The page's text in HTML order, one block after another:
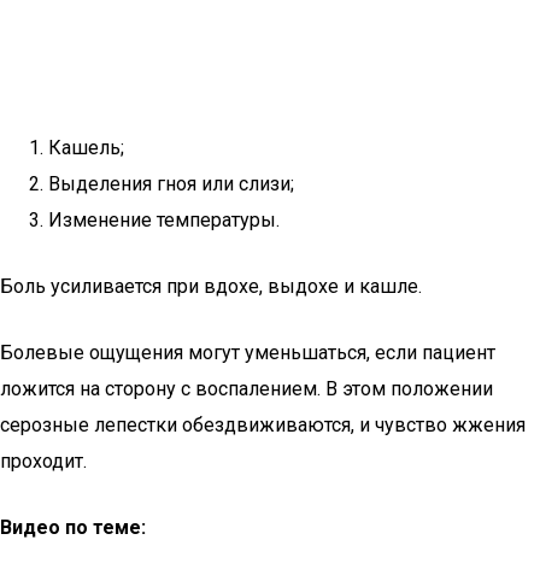
Кашель;
Выделения гноя или слизи;
Изменение температуры.
Боль усиливается при вдохе, выдохе и кашле.
Болевые ощущения могут уменьшаться, если пациент
ложится на сторону с воспалением. В этом положении
серозные лепестки обездвиживаются, и чувство жжения
проходит.
Видео по теме: